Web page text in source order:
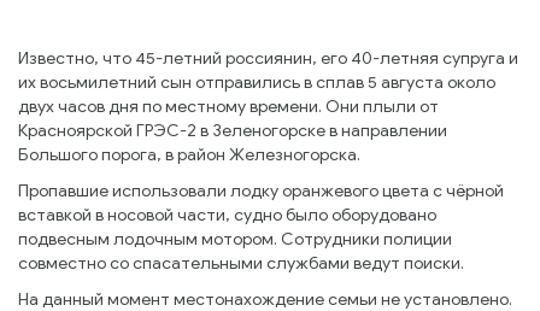
Известно, что 45-летний россиянин, его 40-летняя супруга и
их восьмилетний сын отправились в сплав 5 августа около
двух часов дня по местному времени. Они плыли от
Красноярской ГРЭС-2 в Зеленогорске в направлении
Большого порога, в район Железногорска.
Пропавшие использовали лодку оранжевого цвета с чёрной
вставкой в носовой части, судно было оборудовано
подвесным лодочным мотором. Сотрудники полиции
совместно со спасательными службами ведут поиски.
На данный момент местонахождение семьи не установлено.